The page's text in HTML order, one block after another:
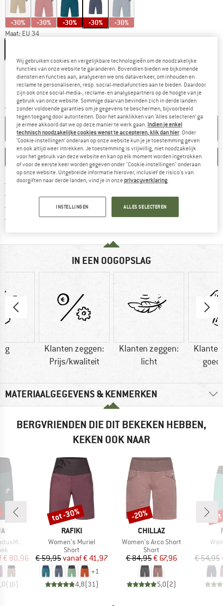
-30% -30% -30% -30% -30%
Maat: EU 34
Maattabel
Levertijd: 3-5 werkdagenDe link wordt geopend in een infovak en bevat
Nog maar 1 stuk op voorraad!
Aantal:
IN DE WINKELMAND
ONTHOUDEN VERGELIJKEN
Gratis verzending vanaf € 69 (NL)Vind hier de
100 dagen bedenktijdVind de betalingsinformatie hier!
> 4.000.000 tevreden klanten
Alle artikelen in voorraad
IN EEN OOGOPSLAG
g
Klanten zeggen:
Prijs/kwaliteit
Klanten zeggen:
licht
goed
MATERIAALGEGEVENS & KENMERKEN
BERGVRIENDEN DIE DIT BEKEKEN HEBBEN,
KEKEN OOK NAAR
prijs
€ 80,96
( 16)
MERK
RAFIKI
Artikel
Women's Muriel
Productgroep
Short
Prijs
€ 59,95 Verlaagde prijs
vanaf€ 41,97
+1
4,8(31)
Korting
tot -30%
MERK
CHILLAZ
Artikel
Women's Arco Short
Productgroep
Short
Prijs
€ 84,95Verlaagde prijs
€ 67,96
5,0(2)
Korting
-20%
€ 54,95
Wij gebruiken cookies en vergelijkbare technologieën om de noodzakelijke
functies van onze website te garanderen. Bovendien bieden we bijkomende
diensten en functies aan, analyseren we ons dataverkeer, om inhouden en
reclame te personaliseren, resp. social-mediafuncties aan te bieden. Daardoor
zijn ook onze social-media-, reclame- en analysepartners op de hoogte van je
gebruik van onze website. Sommige daarvan bevinden zich in derde landen
zonder voldoende garanties om je gegevens te beschermen, bijvoorbeeld
tegen toegang door autoriteiten. Door het aanklikken van ‘Alles selecteren’ ga
je ermee akkoord dat we op deze manier te werk gaan. Indien je enkel
technisch noodzakelijke cookies wenst te accepteren, klik dan hier. Onder
‘Cookie-instellingen’ onderaan op onze website kun je je toestemming geven
en ook altijd weer intrekken. Je toestemming is vrijwillig, niet noodzakelijk
voor het gebruik van deze website en kan op elk moment worden ingetrokken
of voor de eerste keer worden gegeven onder "Cookie-instellingen" onderaan
op onze website. Uitgebreide informatie hierover, inclusief de risico's van
doorgiften naar derde landen, vind je in onze privacyverklaring.
INSTELLINGEN ALLES SELECTEREN